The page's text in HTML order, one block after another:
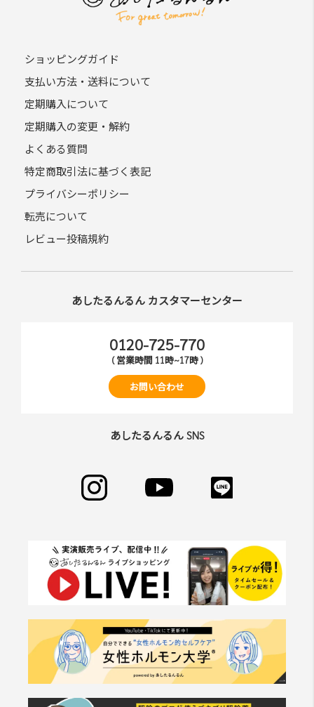
ショッピングガイド
支払い方法・送料について
定期購入について
定期購入の変更・解約
よくある質問
特定商取引法に基づく表記
プライバシーポリシー
転売について
レビュー投稿規約
あしたるんるん カスタマーセンター
0120-725-770
( 営業時間 11時~17時 )
お問い合わせ
あしたるんるん SNS